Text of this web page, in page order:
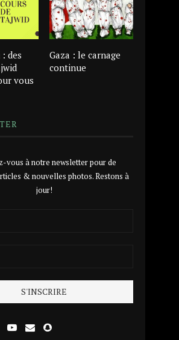
des
vous
Gaza : le carnage
continue
vous à notre newsletter pour de
& nouvelles photos. Restons à
jour!